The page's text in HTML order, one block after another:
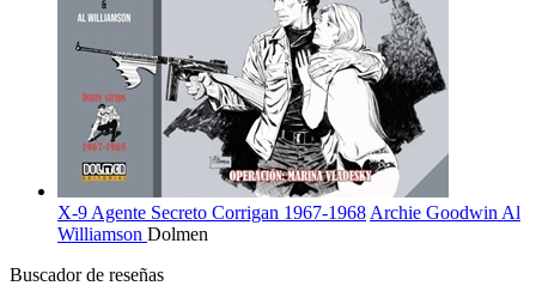
X-9 Agente Secreto Corrigan 1967-1968 Archie Goodwin Al
Williamson Dolmen
Buscador de reseñas